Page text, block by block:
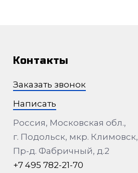
Контакты
Заказать звонок
Написать
Россия, Московская обл.,
г. Подольск, мкр. Климовск,
Пр-д. Фабричный, д.2
+7 495 782-21-70